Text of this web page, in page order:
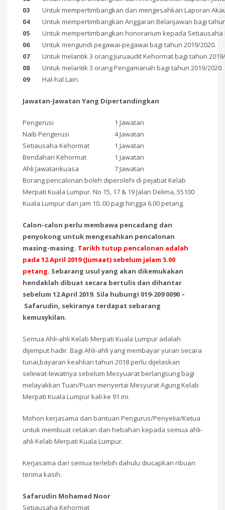
03
Untuk mempertimbangkan dan mengesahkan Laporan
04
Untuk mempertimbangkan Anggaran Belanjawan bagi
05
Untuk mempertimbangkan honorarium kepada
06
Untuk mengundi pegawai-pegawai bagi tahun 2019/2020.
07
Untuk melantik 3 orang Juruaudit Kehormat bagi tahun
08
Untuk melantik 3 orang Pengamanah bagi tahun 2019/2020.
09
Hal-hal Lain.
Jawatan-Jawatan Yang Dipertandingkan
Pengerusi
1 Jawatan
Naib Pengerusi
4 Jawatan
Setiausaha Kehormat
1 Jawatan
Bendahari Kehormat
1 Jawatan
Ahli Jawatankuasa
7 Jawatan
Borang pencalonan boleh diperolehi di pejabat Kelab
Merpati Kuala Lumpur. No 15, 17 & 19 Jalan Delima, 55100
Kuala Lumpur dari jam 10..00 pagi hingga 6.00 petang.
Calon-calon perlu membawa pencadang dan
penyokong untuk mengesahkan pencalonan
masing-masing. Tarikh tutup pencalonan adalah
pada 12 April 2019 (Jumaat) sebelum jalam 5.00
petang. Sebarang usul yang akan dikemukakan
hendaklah dibuat secara bertulis dan dihantar
sebelum 12 April 2019. Sila hubungi 019-209 0090 –
Safarudin, sekiranya terdapat sebarang
kemusykilan.
Semua Ahli-ahli Kelab Merpati Kuala Lumpur adalah
dijemput hadir. Bagi Ahli-ahli yang membayar yuran secara
tunai,bayaran keahlian tahun 2018 perlu dijelaskan
selewat-lewatnya sebelum Mesyuarat berlangsung bagi
melayakkan Tuan/Puan menyertai Mesyurat Agung Kelab
Merpati Kuala Lumpur kali ke 91 ini.
Mohon kerjasama dan bantuan Pengurus/Penyelia/Ketua
untuk membuat cetakan dan hebahan kepada semua ahli-
ahli Kelab Merpati Kuala Lumpur.
Kerjasama dari semua terlebih dahulu diucapkan ribuan
terima kasih.
Safarudin Mohamad Noor
Setiausaha Kehormat